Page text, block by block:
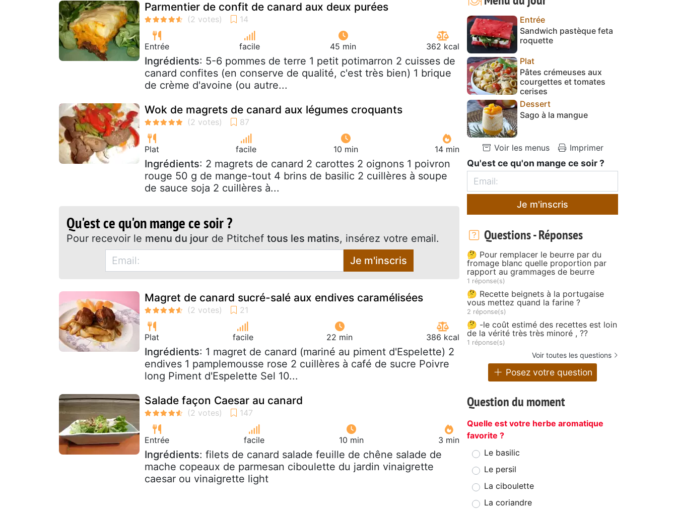
Parmentier de confit de canard aux deux purées
Entrée facile 45 min 362 kcal
Ingrédients: 5-6 pommes de terre 1 petit potimarron 2 cuisses de
canard confites (en conserve de qualité, c'est très bien) 1 brique
de crème d'avoine (ou autre...
Wok de magrets de canard aux légumes croquants
Plat facile 10 min 14 min
Ingrédients: 2 magrets de canard 2 carottes 2 oignons 1 poivron
rouge 50 g de mange-tout 4 brins de basilic 2 cuillères à soupe
de sauce soja 2 cuillères à...
Qu'est ce qu'on mange ce soir ?
Pour recevoir le menu du jour de Ptitchef tous les matins, insérez votre email.
Je m'inscris
Magret de canard sucré-salé aux endives caramélisées
Plat facile 22 min 386 kcal
Ingrédients: 1 magret de canard (mariné au piment d'Espelette) 2
endives 1 pamplemousse rose 2 cuillères à café de sucre Poivre
long Piment d'Espelette Sel 10...
Salade façon Caesar au canard
Entrée facile 10 min 3 min
Ingrédients: filets de canard salade feuille de chêne salade de
mache copeaux de parmesan ciboulette du jardin vinaigrette
caesar ou vinaigrette light
Entrée
Sandwich pastèque feta
roquette
Plat
Pâtes crémeuses aux
courgettes et tomates
cerises
Dessert
Sago à la mangue
Voir les menus Imprimer
Qu'est ce qu'on mange ce soir ?
Je m'inscris
Questions - Réponses
🤔 Pour remplacer le beurre par du
fromage blanc quelle proportion par
rapport au grammages de beurre
1 réponse(s)
🤔 Recette beignets à la portugaise
vous mettez quand la farine ?
2 réponse(s)
🤔 -le coût estimé des recettes est loin
de la vérité très très minoré , ??
1 réponse(s)
Voir toutes les questions
Posez votre question
Question du moment
Quelle est votre herbe aromatique
favorite ?
Le basilic
Le persil
La ciboulette
La coriandre